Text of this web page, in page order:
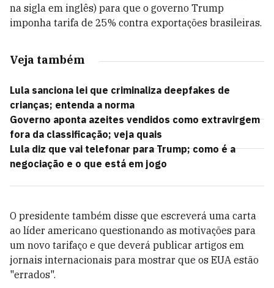
na sigla em inglês) para que o governo Trump
imponha tarifa de 25% contra exportações brasileiras.
Veja também
Lula sanciona lei que criminaliza deepfakes de
crianças; entenda a norma
Governo aponta azeites vendidos como extravirgem
fora da classificação; veja quais
Lula diz que vai telefonar para Trump; como é a
negociação e o que está em jogo
O presidente também disse que escreverá uma carta
ao líder americano questionando as motivações para
um novo tarifaço e que deverá publicar artigos em
jornais internacionais para mostrar que os EUA estão
"errados".